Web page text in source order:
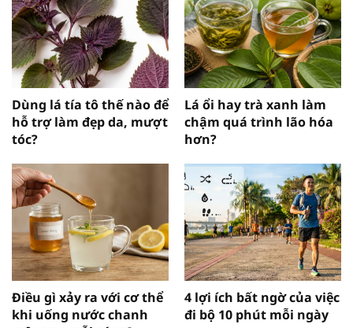
Dùng lá tía tô thế nào để
hỗ trợ làm đẹp da, mượt
tóc?
Lá ổi hay trà xanh làm
chậm quá trình lão hóa
hơn?
Điều gì xảy ra với cơ thể
khi uống nước chanh
4 lợi ích bất ngờ của việc
đi bộ 10 phút mỗi ngày